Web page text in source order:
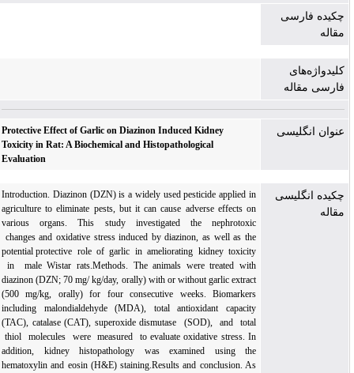
چکیده فارسی
مقاله
کلیدواژه‌های
فارسی مقاله
عنوان انگلیسی
Protective Effect of Garlic on Diazinon Induced Kidney
Toxicity in Rat: A Biochemical and Histopathological
Evaluation
چکیده انگلیسی
مقاله
Introduction. Diazinon (DZN) is a widely used pesticide applied in
agriculture to eliminate pests, but it can cause adverse effects on
various organs. This study investigated the nephrotoxic
changes and oxidative stress induced by diazinon, as well as the
potential protective role of garlic in ameliorating kidney toxicity
in male Wistar rats.Methods. The animals were treated with
diazinon (DZN; 70 mg/ kg/day, orally) with or without garlic extract
(500 mg/kg, orally) for four consecutive weeks. Biomarkers
including malondialdehyde (MDA), total antioxidant capacity
(TAC), catalase (CAT), superoxide dismutase (SOD), and total
thiol molecules were measured to evaluate oxidative stress. In
addition, kidney histopathology was examined using the
hematoxylin and eosin (H&E) staining.Results and conclusion. As